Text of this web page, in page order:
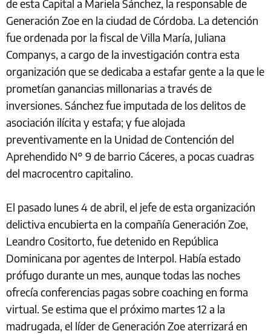
de esta Capital a Mariela Sánchez, la responsable de
Generación Zoe en la ciudad de Córdoba. La detención
fue ordenada por la fiscal de Villa María, Juliana
Companys, a cargo de la investigación contra esta
organización que se dedicaba a estafar gente a la que le
prometían ganancias millonarias a través de
inversiones. Sánchez fue imputada de los delitos de
asociación ilícita y estafa; y fue alojada
preventivamente en la Unidad de Contención del
Aprehendido N° 9 de barrio Cáceres, a pocas cuadras
del macrocentro capitalino.
El pasado lunes 4 de abril, el jefe de esta organización
delictiva encubierta en la compañía Generación Zoe,
Leandro Cositorto, fue detenido en República
Dominicana por agentes de Interpol. Había estado
prófugo durante un mes, aunque todas las noches
ofrecía conferencias pagas sobre coaching en forma
virtual. Se estima que el próximo martes 12 a la
madrugada, el líder de Generación Zoe aterrizará en